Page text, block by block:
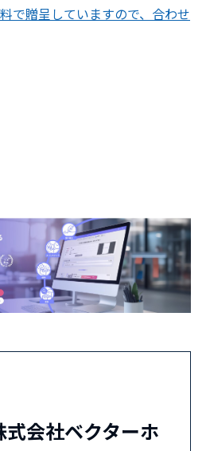
で贈呈していますので、合わせ
式会社ベクターホ